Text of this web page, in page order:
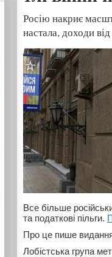
Росію накриє
настала, доходи
Все більше
та податкові пільги.
Про це пише
Лобістська група